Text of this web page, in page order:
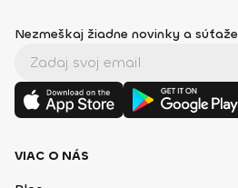
Nezmeškaj žiadne novinky a súťaže
VIAC O NÁS